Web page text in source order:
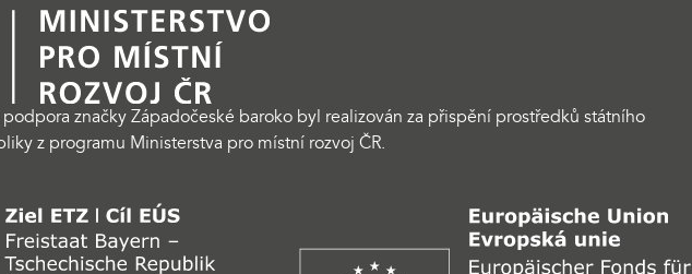
značky Západočeské baroko byl realizován za přispění prostředků státního
z programu Ministerstva pro místní rozvoj ČR.